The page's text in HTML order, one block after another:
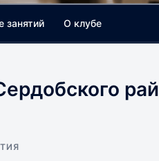
занятий О клубе